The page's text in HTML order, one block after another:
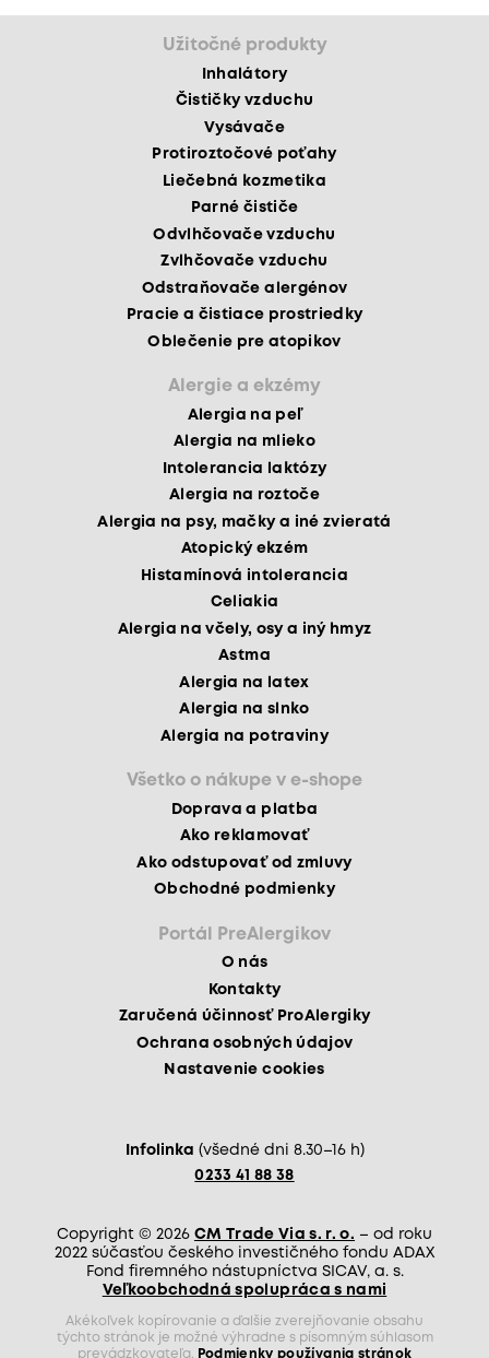
Užitočné produkty
Inhalátory
Čističky vzduchu
Vysávače
Protiroztočové poťahy
Liečebná kozmetika
Parné čističe
Odvlhčovače vzduchu
Zvlhčovače vzduchu
Odstraňovače alergénov
Pracie a čistiace prostriedky
Oblečenie pre atopikov
Alergie a ekzémy
Alergia na peľ
Alergia na mlieko
Intolerancia laktózy
Alergia na roztoče
Alergia na psy, mačky a iné zvieratá
Atopický ekzém
Histamínová intolerancia
Celiakia
Alergia na včely, osy a iný hmyz
Astma
Alergia na latex
Alergia na slnko
Alergia na potraviny
Všetko o nákupe v e-shope
Doprava a platba
Ako reklamovať
Ako odstupovať od zmluvy
Obchodné podmienky
Portál PreAlergikov
O nás
Kontakty
Zaručená účinnosť ProAlergiky
Ochrana osobných údajov
Nastavenie cookies
Infolinka (všedné dni 8.30–16 h)
0233 41 88 38
Copyright © 2026 CM Trade Via s. r. o. – od roku
2022 súčasťou českého investičného fondu ADAX
Fond firemného nástupníctva SICAV, a. s.
Veľkoobchodná spolupráca s nami
Akékoľvek kopírovanie a ďalšie zverejňovanie obsahu
týchto stránok je možné výhradne s písomným súhlasom
prevádzkovateľa.
Podmienky používania stránok